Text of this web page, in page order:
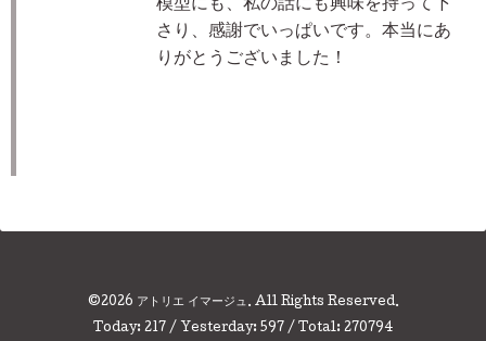
模型にも、私の話にも興味を持って下
さり、感謝でいっぱいです。本当にあ
りがとうございました！
©2026 アトリエ イマージュ. All Rights Reserved.
Today: 217 / Yesterday: 597 / Total: 270794